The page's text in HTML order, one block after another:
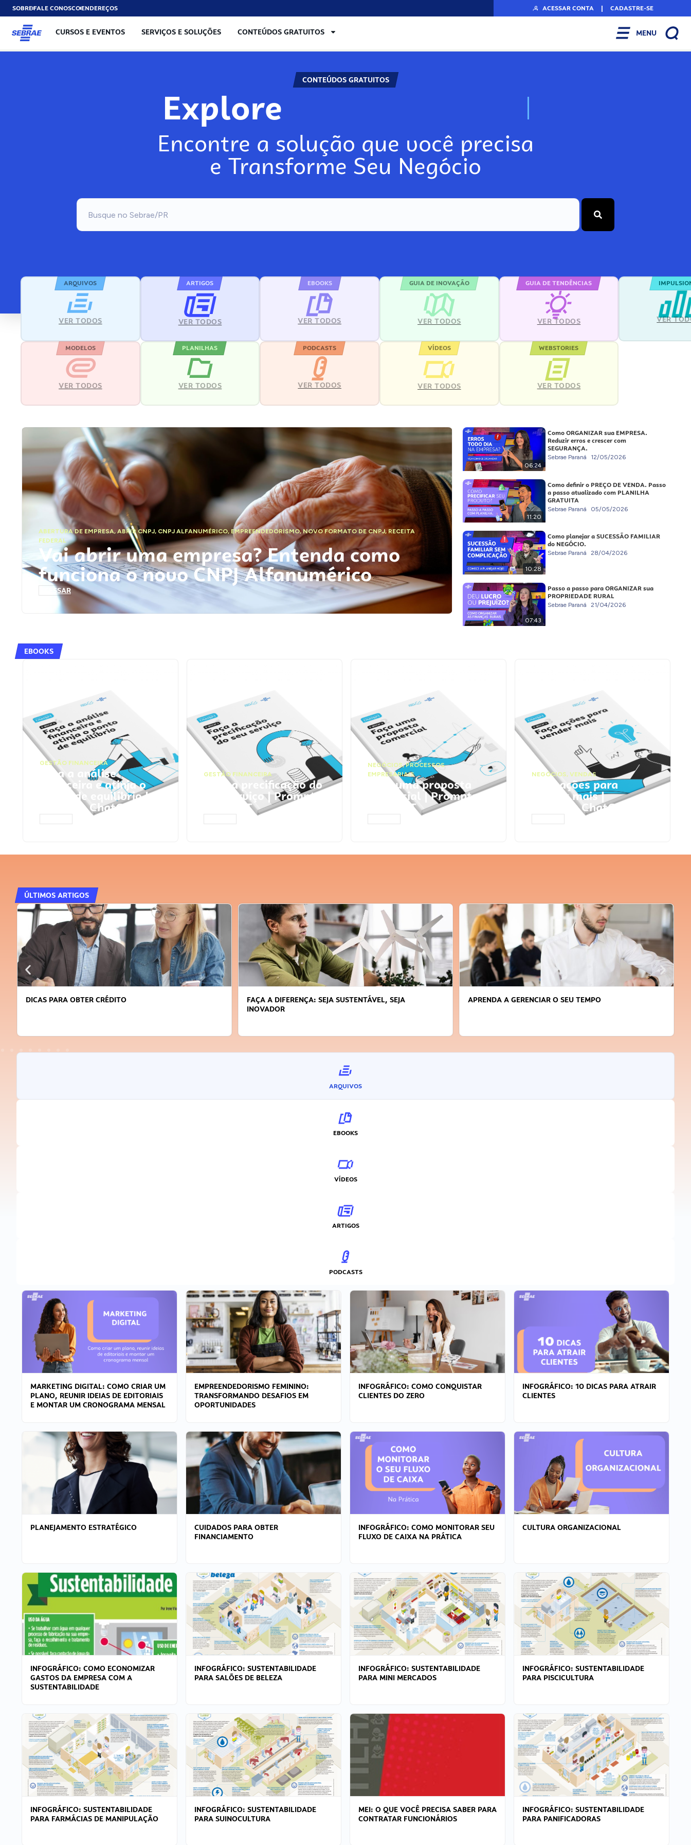
SOBREFALE CONOSCOENDEREÇOS ACESSAR CONTA | CADASTRE-SE
CURSOS E EVENTOS SERVIÇOS E SOLUÇÕES CONTEÚDOS GRATUITOS MENU
CONTEÚDOS GRATUITOS
Explore N
Encontre a solução que você precisa
e Transforme Seu Negócio
ARQUIVOS
VER TODOS
ARTIGOS
VER TODOS
EBOOKS
VER TODOS
GUIA DE INOVAÇÃO
VER TODOS
GUIA DE TENDÊNCIAS
VER TODOS VER
MODELOS
VER TODOS
PLANILHAS
VER TODOS
PODCASTS
VER TODOS
VÍDEOS
VER TODOS
WEBSTORIES
VER TODOS
ABERTURA DE EMPRESA,ABRIR CNPJ, CNPJ ALFANUMÉRICO, EMPREENDEDORISMO,NOVO FORMATO DE CNPJ,RECEITA
FEDERAL
Vai abrir uma empresa? Entenda como
funciona o novo CNPJ Alfanumérico
ACESSAR
06:24
Como ORGANIZAR sua EMPRESA.
Reduzir erros e crescer com
SEGURANÇA.
Sebrae Paraná 12/05/2026
11:20
Como definir o PREÇO DE VENDA. Passo
a passo atualizado com PLANILHA
GRATUITA
Sebrae Paraná 05/05/2026
10:28
Como planejar a SUCESSÃO FAMILIAR
do NEGÓCIO.
Sebrae Paraná 28/04/2026
07:43
Passo a passo para ORGANIZAR sua
PROPRIEDADE RURAL
Sebrae Paraná 21/04/2026
EBOOKS
GESTÃO FINANCEIRA
Faça a análise
financeira e atinja o
ponto de equilíbrio |
Prompts ChatGPT
GESTÃO FINANCEIRA
Faça a precificação do
seu serviço | Prompts
ChatGPT
NEGÓCIOS,PROCESSOS
EMPRESARIAIS
Faça uma proposta
comercial | Prompts
ChatGPT
NEGÓCIOS, VENDAS
Faça ações para
vender mais |
Prompts ChatGPT
ÚLTIMOS ARTIGOS
DICAS PARA OBTER CRÉDITO
FAÇA A DIFERENÇA: SEJA SUSTENTÁVEL, SEJA
INOVADOR
APRENDA A GERENCIAR O SEU TEMPO
ARQUIVOS
EBOOKS
VÍDEOS
ARTIGOS
PODCASTS
MARKETING DIGITAL: COMO CRIAR UM
PLANO, REUNIR IDEIAS DE EDITORIAIS
E MONTAR UM CRONOGRAMA MENSAL
EMPREENDEDORISMO FEMININO:
TRANSFORMANDO DESAFIOS EM
OPORTUNIDADES
INFOGRÁFICO: COMO CONQUISTAR
CLIENTES DO ZERO
INFOGRÁFICO: 10 DICAS PARA ATRAIR
CLIENTES
PLANEJAMENTO ESTRATÉGICO
CUIDADOS PARA OBTER
FINANCIAMENTO
INFOGRÁFICO: COMO MONITORAR SEU
FLUXO DE CAIXA NA PRÁTICA
CULTURA ORGANIZACIONAL
INFOGRÁFICO: COMO ECONOMIZAR
GASTOS DA EMPRESA COM A
SUSTENTABILIDADE
INFOGRÁFICO: SUSTENTABILIDADE
PARA SALÕES DE BELEZA
INFOGRÁFICO: SUSTENTABILIDADE
PARA MINI MERCADOS
INFOGRÁFICO: SUSTENTABILIDADE
PARA PISCICULTURA
INFOGRÁFICO: SUSTENTABILIDADE
PARA FARMÁCIAS DE MANIPULAÇÃO
INFOGRÁFICO: SUSTENTABILIDADE
PARA SUINOCULTURA
MEI: O QUE VOCÊ PRECISA SABER PARA
CONTRATAR FUNCIONÁRIOS
INFOGRÁFICO: SUSTENTABILIDADE
PARA PANIFICADORAS